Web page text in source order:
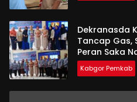
Dekranasda
Tancap Gas,
Peran Saka
Kabgor Pemkab